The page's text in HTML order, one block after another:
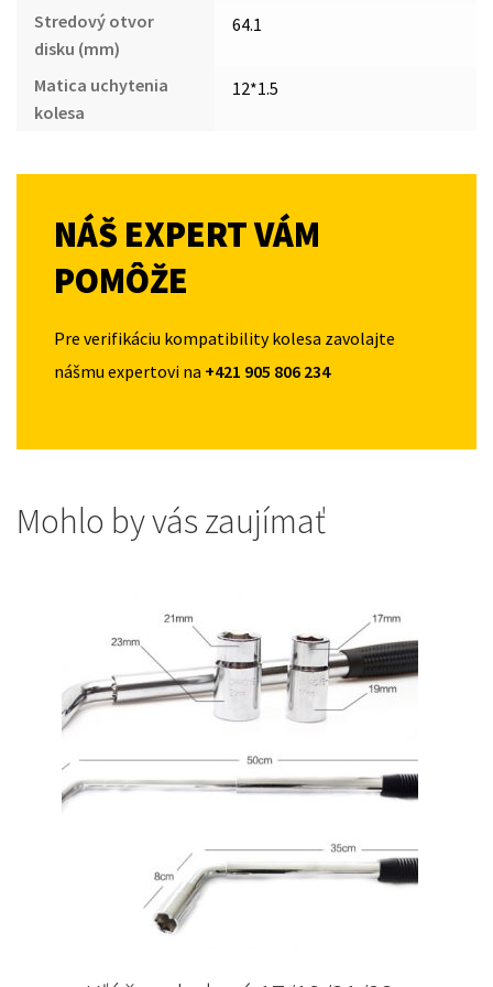
Stredový otvor
disku (mm)
64.1
Matica uchytenia
kolesa
12*1.5
NÁŠ EXPERT VÁM
POMÔŽE
Pre verifikáciu kompatibility kolesa zavolajte
nášmu expertovi na +421 905 806 234
Mohlo by vás zaujímať